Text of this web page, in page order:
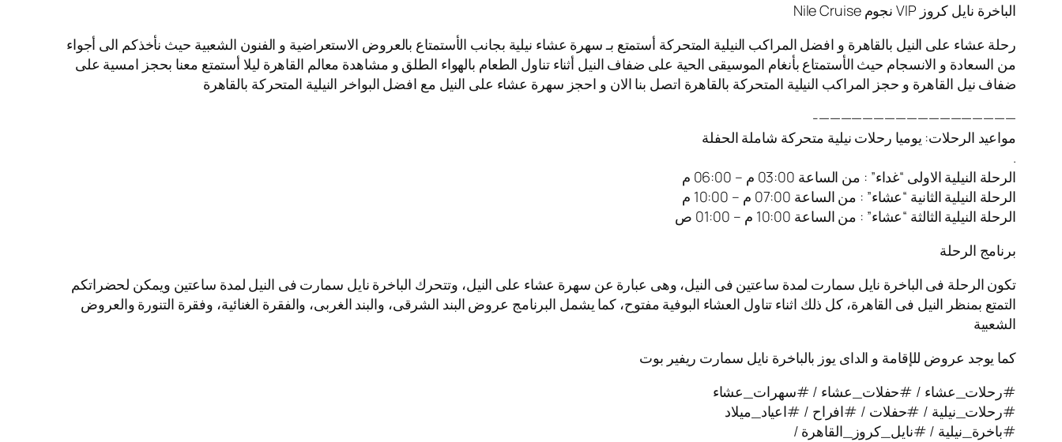
الباخرة نايل كروز VIP نجوم Nile Cruise
رحلة عشاء على النيل بالقاهرة و افضل المراكب النيلية المتحركة أستمتع بـ سهرة عشاء نيلية بجانب الأستمتاع بالعروض الاستعراضية و الفنون الشعبية حيث نأخذكم الى أجواء
من السعادة و الانسجام حيث الأستمتاع بأنغام الموسيقى الحية على ضفاف النيل أثناء تناول الطعام بالهواء الطلق و مشاهدة معالم القاهرة ليلا أستمتع معنا بحجز امسية على
ضفاف نيل القاهرة و حجز المراكب النيلية المتحركة بالقاهرة اتصل بنا الان و احجز سهرة عشاء على النيل مع افضل البواخر النيلية المتحركة بالقاهرة
——————————————————-
مواعيد الرحلات: يوميا رحلات نيلية متحركة شاملة الحفلة
.
الرحلة النيلية الاولى “غداء” : من الساعة 03:00 م – 06:00 م
الرحلة النيلية الثانية “عشاء” : من الساعة 07:00 م – 10:00 م
الرحلة النيلية الثالثة “عشاء” : من الساعة 10:00 م – 01:00 ص
برنامج الرحلة
تكون الرحلة فى الباخرة نايل سمارت لمدة ساعتين فى النيل، وهى عبارة عن سهرة عشاء على النيل، وتتحرك الباخرة نايل سمارت فى النيل لمدة ساعتين ويمكن لحضراتكم
التمتع بمنظر النيل فى القاهرة، كل ذلك اثناء تناول العشاء البوفية مفتوح، كما يشمل البرنامج عروض البند الشرقى، والبند الغربى، والفقرة الغنائية، وفقرة التنورة والعروض
الشعبية
كما يوجد عروض للإقامة و الداى يوز بالباخرة نايل سمارت ريفير بوت
#رحلات_عشاء / #حفلات_عشاء / #سهرات_عشاء
#رحلات_نيلية / #حفلات / #افراح / #اعياد_ميلاد
#باخرة_نيلية / #نايل_كروز_القاهرة /